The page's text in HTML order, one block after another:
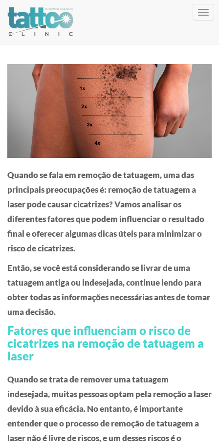
Quando se fala em remoção de tatuagem, uma das
principais preocupações é: remoção de tatuagem a
laser pode causar cicatrizes? Vamos analisar os
diferentes fatores que podem influenciar o resultado
final e oferecer algumas dicas úteis para minimizar o
risco de cicatrizes.
Então, se você está considerando se livrar de uma
tatuagem antiga ou indesejada, continue lendo para
obter todas as informações necessárias antes de tomar
uma decisão.
Fatores que influenciam o risco de
cicatrizes na remoção de tatuagem a
laser
Quando se trata de remover uma tatuagem
indesejada, muitas pessoas optam pela remoção a laser
devido à sua eficácia. No entanto, é importante
entender que o processo de remoção de tatuagem a
laser não é livre de riscos, e um desses riscos é o